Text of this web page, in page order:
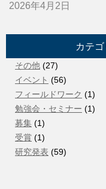
2026年4月2日
ご卒業おめでとうご
所属院生のベンチャ
2025年12月8日
2025年秋季フルード
表
2025年10月5日
カテ
その他 (27)
イベント (56)
フィールドワーク (1)
勉強会・セミナー (1)
募集 (1)
受賞 (1)
研究発表 (59)